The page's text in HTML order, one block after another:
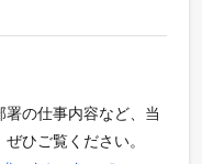
の仕事内容など、当
ひご覧ください。